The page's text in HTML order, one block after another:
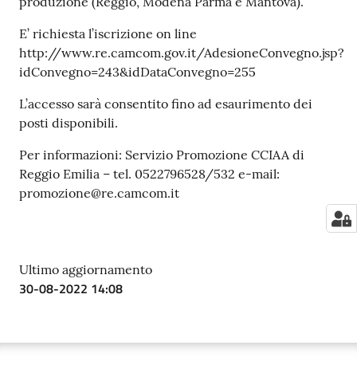
E’ richiesta l’iscrizione on line
http://www.re.camcom.gov.it/AdesioneConvegno.jsp?
idConvegno=243&idDataConvegno=255
L’accesso sarà consentito fino ad esaurimento dei
posti disponibili.
Per informazioni: Servizio Promozione CCIAA di
Reggio Emilia – tel. 0522796528/532 e-mail:
promozione@re.camcom.it
Ultimo aggiornamento
30-08-2022 14:08